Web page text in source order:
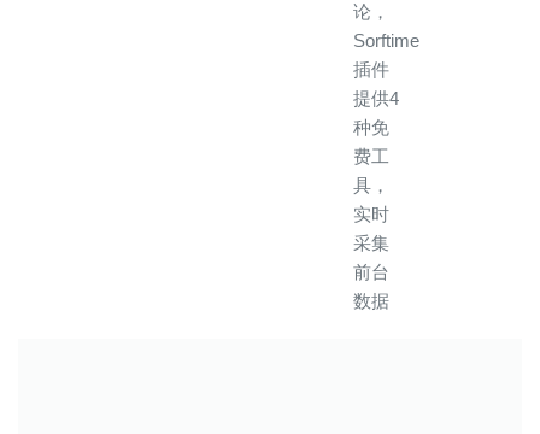
论，
Sorftime
插件
提供4
种免
费工
具，
实时
采集
前台
数据